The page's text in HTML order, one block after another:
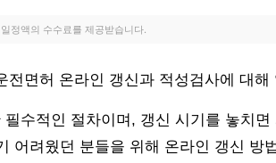
정액의 수수료를 제공받습니다.
전면허 온라인 갱신과 적성검사에 대해
수적인 절차이며, 갱신 시기를 놓치
어려웠던 분들을 위해 온라인 갱신 방